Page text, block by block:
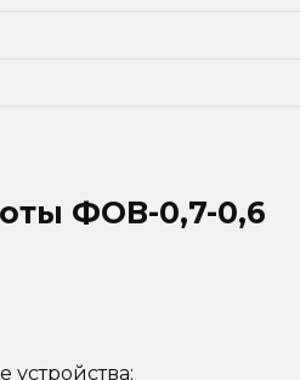
ФОВ-0,7-0,6